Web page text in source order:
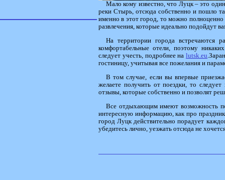
Мало кому известно, что Луцк – это
реки Стырь, отсюда собственно и пошло
именно в этот город, то можно
развлечения, которые идеально подойдут
На территории города встречаются
комфортабельные отели, поэтому
следует учесть, подробнее наlutsk.eu
гостиницу, учитывая все пожелания и
В том случае, если вы впервые
желаете получить от поездки, то
отзывы, которые собственно и позволят
Все отдыхающим имеют возможность
интересную информацию, как про
город Луцк действительно порадует
убедитесь лично, уезжать отсюда не